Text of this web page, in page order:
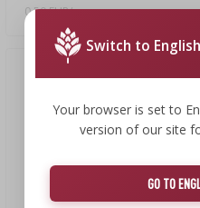
0,50 EUR/m
Нова цена(-12%)
Switch to
Your browser is set to
version of our site
GO TO